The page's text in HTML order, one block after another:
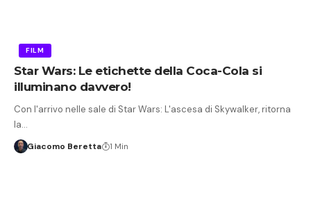
FILM
Star Wars: Le etichette della Coca-Cola si
illuminano davvero!
Con l'arrivo nelle sale di Star Wars: L'ascesa di Skywalker, ritorna
la…
Giacomo Beretta 1 Min